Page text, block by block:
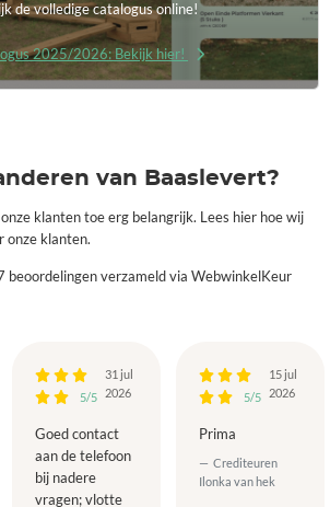
de volledige catalogus online!
2025/2026: Bekijk hier!
van Baaslevert?
klanten toe erg belangrijk. Lees hier hoe wij
onze klanten.
beoordelingen verzameld via WebwinkelKeur
5/5
31 jul
2026
Goed contact
aan de telefoon
bij nadere
vragen; vlotte
5/5
15 jul
2026
Prima
Crediteuren
Ilonka van hek